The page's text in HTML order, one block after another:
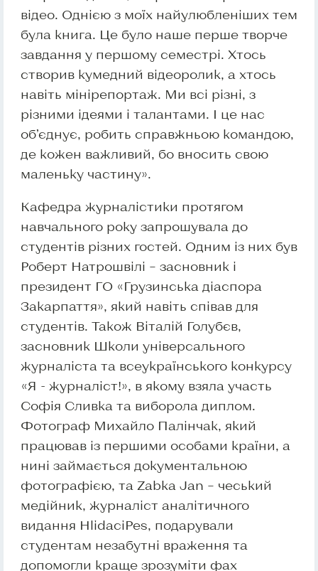
відео. Однією з моїх найулюбленіших тем
була книга. Це було наше перше творче
завдання у першому семестрі. Хтось
створив кумедний відеоролик, а хтось
навіть мінірепортаж. Ми всі різні, з
різними ідеями і талантами. І це нас
об’єднує, робить справжньою командою,
де кожен важливий, бо вносить свою
маленьку частину».
Кафедра журналістики протягом
навчального року запрошувала до
студентів різних гостей. Одним із них був
Роберт Натрошвілі – засновник і
президент ГО «Грузинська діаспора
Закарпаття», який навіть співав для
студентів. Також Віталій Голубєв,
засновник Школи універсального
журналіста та всеукраїнського конкурсу
«Я - журналіст!», в якому взяла участь
Софія Сливка та виборола диплом.
Фотограф Михайло Палінчак, який
працював із першими особами країни, а
нині займається документальною
фотографією, та Zabka Jan – чеський
медійник, журналіст аналітичного
видання HlidaciPes, подарували
студентам незабутні враження та
допомогли краще зрозуміти фах